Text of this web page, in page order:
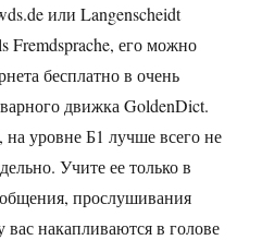
или Langenscheidt
Fremdsprache, его можно
бесплатно в очень
движка GoldenDict.
на уровне Б1 лучше всего не
Учите ее только в
прослушивания
накапливаются в голове